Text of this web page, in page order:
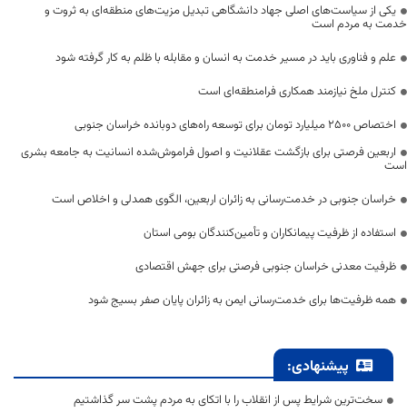
یکی از سیاست‌های اصلی جهاد دانشگاهی تبدیل مزیت‌های منطقه‌ای به ثروت و
خدمت به مردم است
علم و فناوری باید در مسیر خدمت به انسان و مقابله با ظلم به کار گرفته شود
کنترل ملخ نیازمند همکاری فرامنطقه‌ای است
اختصاص 2500 میلیارد تومان برای توسعه راه‌های دوبانده خراسان جنوبی
اربعین فرصتی برای بازگشت عقلانیت و اصول فراموش‌شده انسانیت به جامعه بشری
است
خراسان جنوبی در خدمت‌رسانی به زائران اربعین، الگوی همدلی و اخلاص است
استفاده از ظرفیت پیمانکاران و تأمین‌کنندگان بومی استان
ظرفیت معدنی خراسان جنوبی فرصتی برای جهش اقتصادی
همه ظرفیت‌ها برای خدمت‌رسانی ایمن به زائران پایان صفر بسیج شود
پیشنهادی:
سخت‌ترین شرایط پس از انقلاب را با اتکای به مردم پشت سر گذاشتیم